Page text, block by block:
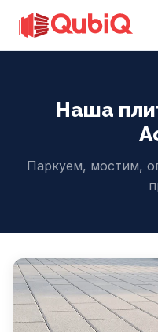
Наша
Паркуем, мостим,